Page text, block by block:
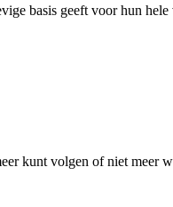
basis geeft voor hun
kunt volgen of niet meer